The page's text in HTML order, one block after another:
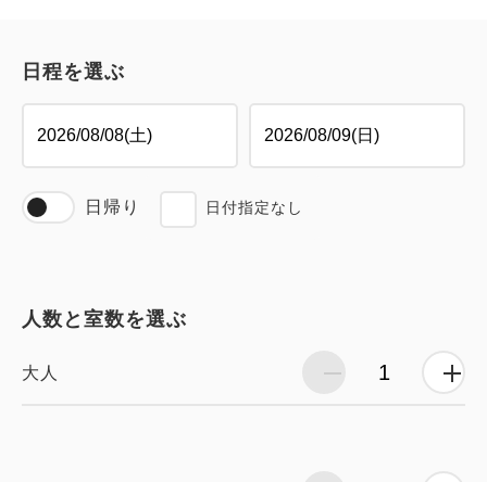
日程を選ぶ
日帰り 日付指定なし
人数と室数を選ぶ
大人